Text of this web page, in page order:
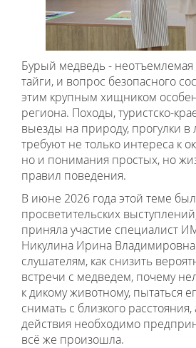
Бурый медведь - неотъемлемая
тайги, и вопрос безопасного
этим крупным хищником
региона. Походы, туристско-
выезды на природу, прогулки в
требуют не только интереса к
но и понимания простых, но
правил поведения.
В июне 2026 года этой теме
просветительских
приняла участие специалист
Никулина Ирина
слушателям, как снизить
встречи с медведем, почему
к дикому животному, пытаться
снимать с близкого расстояния,
действия необходимо
всё же произошла.